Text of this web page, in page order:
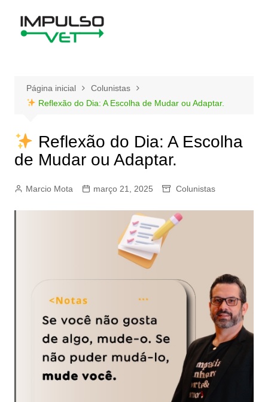
Página inicial
Colunistas
Reflexão do Dia: A Escolha de Mudar ou Adaptar.
Reflexão do Dia: A Escolha
de Mudar ou Adaptar.
Marcio Mota março 21, 2025 Colunistas